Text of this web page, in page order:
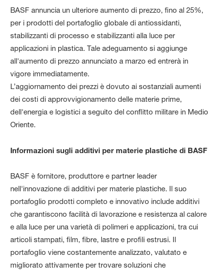
BASF annuncia un ulteriore aumento di prezzo, fino al 25%,
per i prodotti del portafoglio globale di antiossidanti,
stabilizzanti di processo e stabilizzanti alla luce per
applicazioni in plastica. Tale adeguamento si aggiunge
all'aumento di prezzo annunciato a marzo ed entrerà in
vigore immediatamente.
L’aggiornamento dei prezzi è dovuto ai sostanziali aumenti
dei costi di approvvigionamento delle materie prime,
dell'energia e logistici a seguito del conflitto militare in Medio
Oriente.
Informazioni sugli additivi per materie plastiche di BASF
BASF è fornitore, produttore e partner leader
nell'innovazione di additivi per materie plastiche. Il suo
portafoglio prodotti completo e innovativo include additivi
che garantiscono facilità di lavorazione e resistenza al calore
e alla luce per una varietà di polimeri e applicazioni, tra cui
articoli stampati, film, fibre, lastre e profili estrusi. Il
portafoglio viene costantemente analizzato, valutato e
migliorato attivamente per trovare soluzioni che